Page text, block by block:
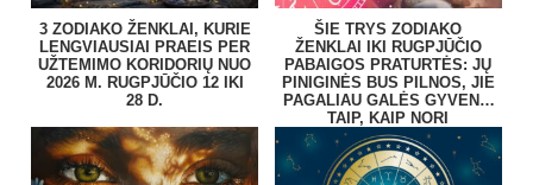
3 ZODIAKO ŽENKLAI, KURIE
LENGVIAUSIAI PRAEIS PER
UŽTEMIMO KORIDORIŲ NUO
2026 M. RUGPJŪČIO 12 IKI
28 D.
ŠIE TRYS ZODIAKO
ŽENKLAI IKI RUGPJŪČIO
PABAIGOS PRATURTĖS: JŲ
PINIGINĖS BUS PILNOS, JIE
PAGALIAU GALĖS GYVENTI
TAIP, KAIP NORI